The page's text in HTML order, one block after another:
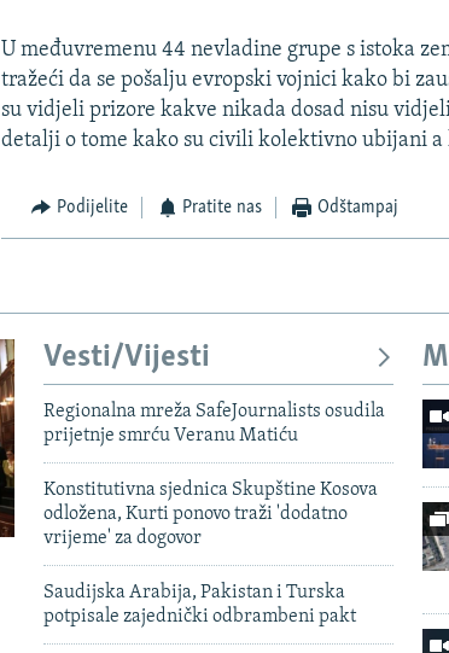
U međuvremenu 44 nevladine grupe s istoka
tražeći da se pošalju evropski vojnici kako bi
su vidjeli prizore kakve nikada dosad nisu
detalji o tome kako su civili kolektivno ubijani a
Podijelite Pratite nas Odštampaj
Vesti/Vijesti
Regionalna mreža SafeJournalists osudila
prijetnje smrću Veranu Matiću
Konstitutivna sjednica Skupštine Kosova
odložena, Kurti ponovo traži 'dodatno
vrijeme' za dogovor
Saudijska Arabija, Pakistan i Turska
potpisale zajednički odbrambeni pakt